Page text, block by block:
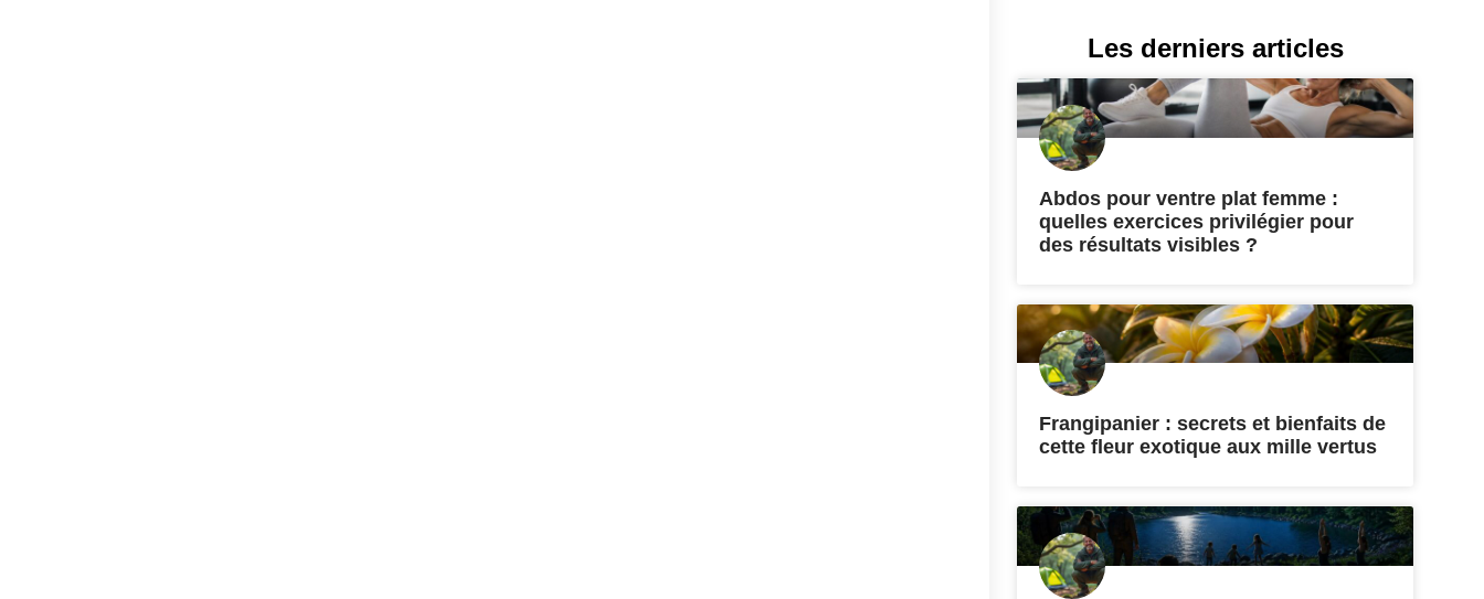
Les derniers articles
Abdos pour ventre plat femme :
quelles exercices privilégier pour
des résultats visibles ?
Frangipanier : secrets et bienfaits de
cette fleur exotique aux mille vertus